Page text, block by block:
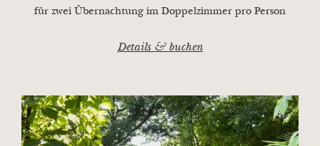
rund um Meran wirken lassen.
Restaurant Orangerie
für zwei Übernachtung im Doppelzimmer pro Person
Details & buchen